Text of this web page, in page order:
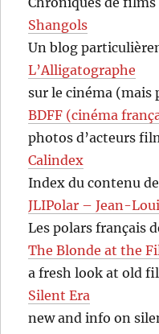
Shangols
Un blog
L’Alligatographe
sur le cinéma (mais
BDFF (cinéma
photos d’acteurs
Calindex
Index du contenu
JLIPolar – Jean-
Les polars français
The Blonde at the
a fresh look at old
Silent Era
new and info on